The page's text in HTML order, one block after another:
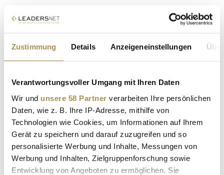
Zustimmung Details Anzeigeneinstellungen
Verantwortungsvoller Umgang mit Ihren Daten
Wir und unsere 58 Partner verarbeiten Ihre persönlichen
Daten, wie z. B. Ihre IP-Adresse, mithilfe von
Technologien wie Cookies, um Informationen auf Ihrem
Gerät zu speichern und darauf zuzugreifen und so
personalisierte Werbung und Inhalte, Messungen von
Werbung und Inhalten, Zielgruppenforschung sowie
Entwicklung von Angeboten zu ermöglichen. Sie